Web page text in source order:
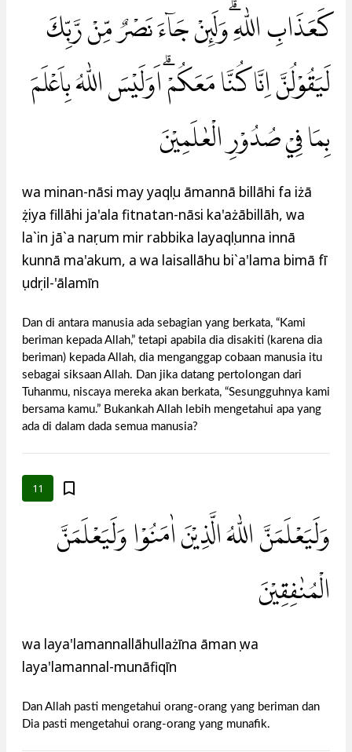
كَعَذَابِ اللّٰهِ ۗوَلَىِٕنْ جَاۤءَ نَصْرٌ مِّنْ رَّبِّكَ
لَيَقُوْلُنَّ اِنَّا كُنَّا مَعَكُمْۗ اَوَلَيْسَ اللّٰهُ بِاَعْلَمَ
بِمَا فِيْ صُدُوْرِ الْعٰلَمِيْنَ
wa minan-nāsi may yaqụlu āmannā billāhi fa iżā
ụżiya fillāhi ja'ala fitnatan-nāsi ka'ażābillāh, wa
la`in jā`a naṣrum mir rabbika layaqụlunna innā
kunnā ma'akum, a wa laisallāhu bi`a'lama bimā fī
ṣudụril-'ālamīn
Dan di antara manusia ada sebagian yang berkata, “Kami
beriman kepada Allah,” tetapi apabila dia disakiti (karena dia
beriman) kepada Allah, dia menganggap cobaan manusia itu
sebagai siksaan Allah. Dan jika datang pertolongan dari
Tuhanmu, niscaya mereka akan berkata, “Sesungguhnya kami
bersama kamu.” Bukankah Allah lebih mengetahui apa yang
ada di dalam dada semua manusia?
11
وَلَيَعْلَمَنَّ اللّٰهُ الَّذِيْنَ اٰمَنُوْا وَلَيَعْلَمَنَّ
الْمُنٰفِقِيْنَ
wa laya'lamannallāhullażīna āmanụ wa
laya'lamannal-munāfiqīn
Dan Allah pasti mengetahui orang-orang yang beriman dan
Dia pasti mengetahui orang-orang yang munafik.